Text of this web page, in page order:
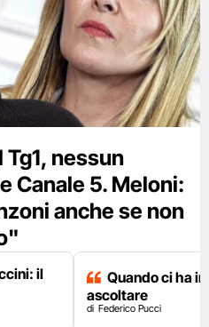
Tg1, nessun
Canale 5. Meloni:
anche se non
il
Quando ci ha
ascoltare
Federico Pucci